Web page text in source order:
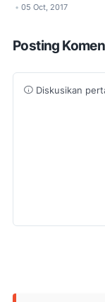
• 05 Oct, 2017
Posting
Diskusikan